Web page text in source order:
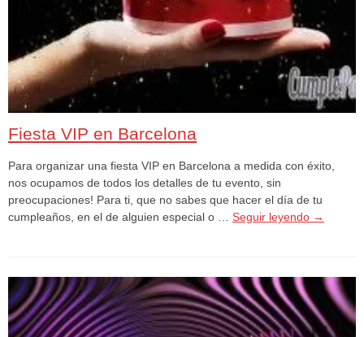
Fiesta VIP en Barcelona
Para organizar una fiesta VIP en Barcelona a medida con éxito,
nos ocupamos de todos los detalles de tu evento, sin
preocupaciones! Para ti, que no sabes que hacer el día de tu
cumpleaños, en el de alguien especial o … Seguir leyendo →